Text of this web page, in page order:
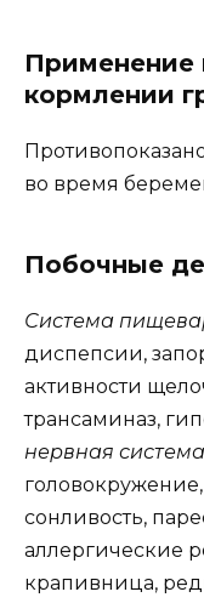
Применение
кормлении
во время
Побочные
Система
диспепсии,
активности
трансаминаз,
нервная
головокружение,
сонливость,
аллергические
крапивница,